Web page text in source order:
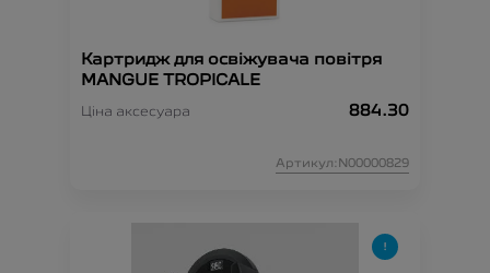
Картридж для освіжувача повітря
MANGUE TROPICALE
Ціна аксесуара 884.30
Артикул:N00000829